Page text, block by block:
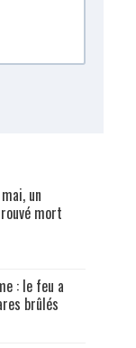
un
mort
: le feu a
brûlés